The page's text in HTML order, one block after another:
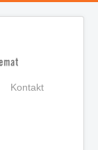
Kontakt